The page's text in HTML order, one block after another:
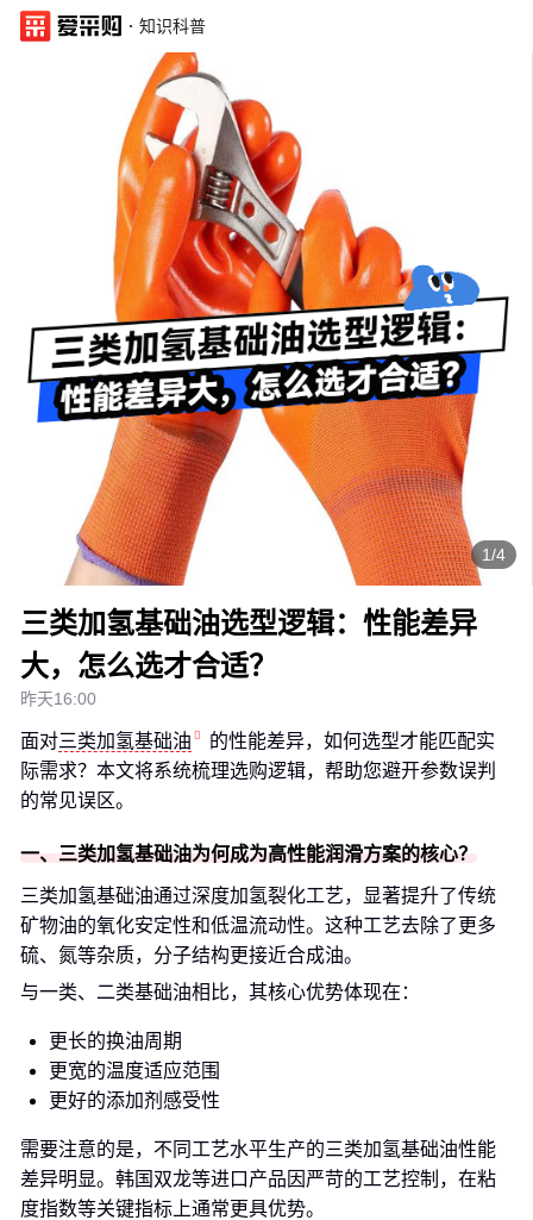
· 知识科普
1/4
三类加氢基础油选型逻辑：性能差异
大，怎么选才合适？
昨天16:00
面对三类加氢基础油
的性能差异，如何选型才能匹配实
际需求？本文将系统梳理选购逻辑，帮助您避开参数误判
的常见误区。
一、三类加氢基础油为何成为高性能润滑方案的核心？
三类加氢基础油通过深度加氢裂化工艺，显著提升了传统
矿物油的氧化安定性和低温流动性。这种工艺去除了更多
硫、氮等杂质，分子结构更接近合成油。
与一类、二类基础油相比，其核心优势体现在：
更长的换油周期
更宽的温度适应范围
更好的添加剂感受性
需要注意的是，不同工艺水平生产的三类加氢基础油性能
差异明显。韩国双龙等进口产品因严苛的工艺控制，在粘
度指数等关键指标上通常更具优势。